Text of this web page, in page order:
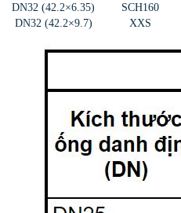
DN32 (42.2×6.35)
SCH160
DN32 (42.2×9.7)
XXS